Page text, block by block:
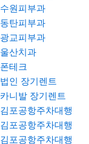
수원피부과
동탄피부과
광교피부과
울산치과
폰테크
법인 장기렌트
카니발 장기렌트
김포공항주차대행
김포공항주차대행
김포공항주차대행